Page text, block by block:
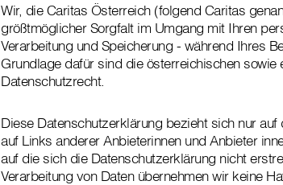
Wir, die Caritas Österreich (folgend Caritas
größtmöglicher Sorgfalt im Umgang mit Ihren
Verarbeitung und Speicherung - während Ihres
Grundlage dafür sind die österreichischen
Datenschutzrecht.
Diese Datenschutzerklärung bezieht sich nur
auf Links anderer Anbieterinnen und Anbieter
auf die sich die Datenschutzerklärung nicht
Verarbeitung von Daten übernehmen wir keine